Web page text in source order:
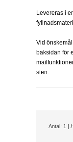
Levereras i
Vid
baksidan för
sten.
Antal: 1 |